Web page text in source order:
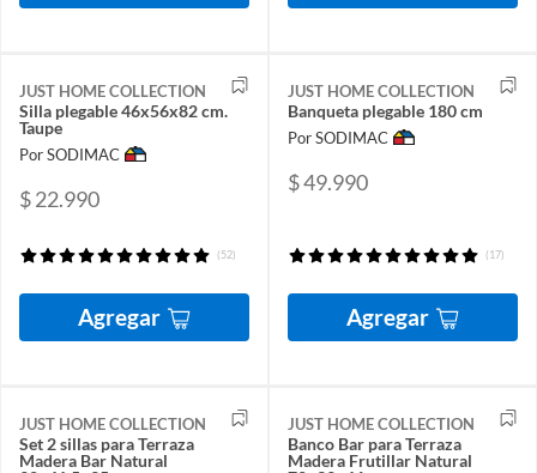
JUST HOME COLLECTION
Silla plegable 46x56x82 cm.
Taupe
Por SODIMAC
$ 22.990
(52)
Agregar
JUST HOME COLLECTION
Banqueta plegable 180 cm
Por SODIMAC
$ 49.990
(17)
Agregar
JUST HOME COLLECTION
Set 2 sillas para Terraza
Madera Bar Natural
JUST HOME COLLECTION
Banco Bar para Terraza
Madera Frutillar Natural